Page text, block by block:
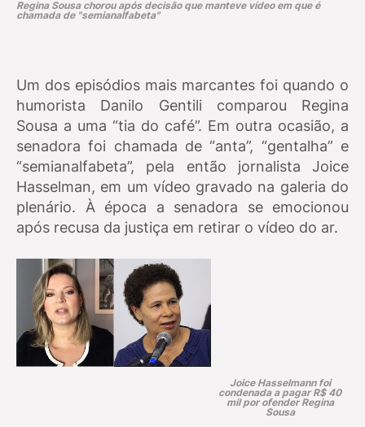
Regina Sousa chorou após decisão que manteve vídeo em que é
chamada de "semianalfabeta"
Um dos episódios mais marcantes foi quando o
humorista Danilo Gentili comparou Regina
Sousa a uma “tia do café”. Em outra ocasião, a
senadora foi chamada de “anta”, “gentalha” e
“semianalfabeta”, pela então jornalista Joice
Hasselman, em um vídeo gravado na galeria do
plenário. À época a senadora se emocionou
após recusa da justiça em retirar o vídeo do ar.
Joice Hasselmann foi
condenada a pagar R$ 40
mil por ofender Regina
Sousa